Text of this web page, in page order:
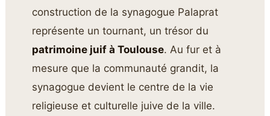
construction de la synagogue Palaprat
représente un tournant, un trésor du
patrimoine juif à Toulouse. Au fur et à
mesure que la communauté grandit, la
synagogue devient le centre de la vie
religieuse et culturelle juive de la ville.